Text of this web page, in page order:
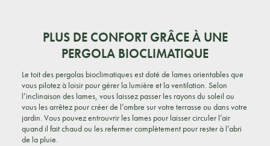
PLUS DE CONFORT GRÂCE À UNE
PERGOLA BIOCLIMATIQUE
Le toit des pergolas bioclimatiques est doté de lames orientables que
vous pilotez à loisir pour gérer la lumière et la ventilation. Selon
l’inclinaison des lames, vous laissez passer les rayons du soleil ou
vous les arrêtez pour créer de l’ombre sur votre terrasse ou dans votre
jardin. Vous pouvez entrouvrir les lames pour laisser circuler l’air
quand il fait chaud ou les refermer complètement pour rester à l’abri
de la pluie.